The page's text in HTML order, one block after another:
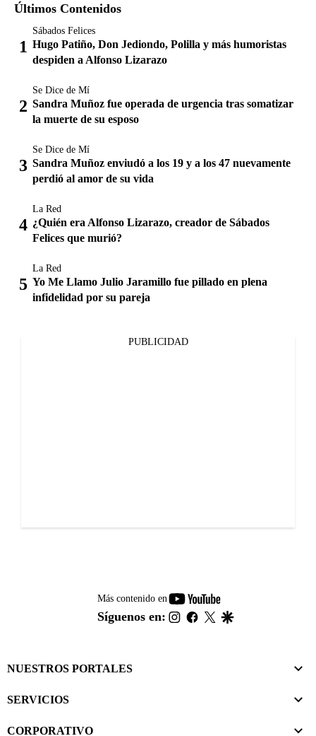
Últimos Contenidos
Sábados Felices
Hugo Patiño, Don Jediondo, Polilla y más humoristas
despiden a Alfonso Lizarazo
Se Dice de Mí
Sandra Muñoz fue operada de urgencia tras somatizar
la muerte de su esposo
Se Dice de Mí
Sandra Muñoz enviudó a los 19 y a los 47 nuevamente
perdió al amor de su vida
La Red
¿Quién era Alfonso Lizarazo, creador de Sábados
Felices que murió?
La Red
Yo Me Llamo Julio Jaramillo fue pillado en plena
infidelidad por su pareja
PUBLICIDAD
Más contenido en
youtube-
footer
Síguenos en: instagram
facebook
twitter
NUESTROS PORTALES
SERVICIOS
CORPORATIVO